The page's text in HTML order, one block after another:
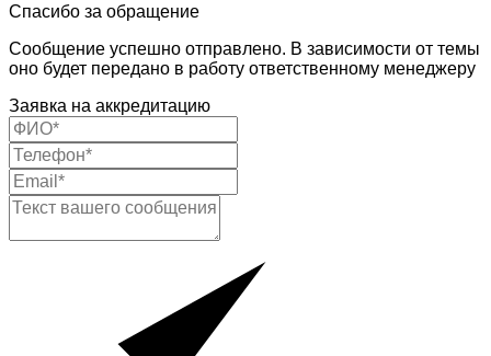
Спасибо за обращение
Сообщение успешно отправлено. В зависимости от темы
оно будет передано в работу ответственному менеджеру
Заявка на аккредитацию